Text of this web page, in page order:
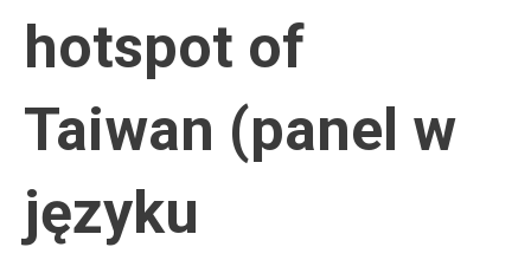
hotspot of
Taiwan (panel w
języku